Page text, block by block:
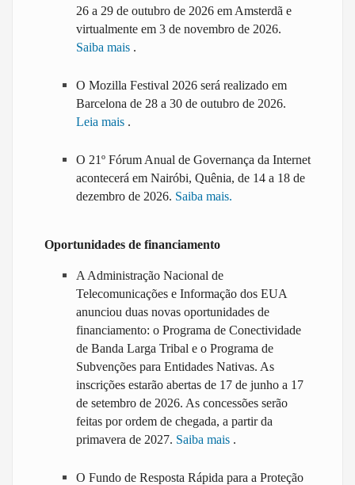
26 a 29 de outubro de 2026 em Amsterdã e
virtualmente em 3 de novembro de 2026.
Saiba mais .
O Mozilla Festival 2026 será realizado em
Barcelona de 28 a 30 de outubro de 2026.
Leia mais .
O 21º Fórum Anual de Governança da Internet
acontecerá em Nairóbi, Quênia, de 14 a 18 de
dezembro de 2026. Saiba mais.
Oportunidades de financiamento
A Administração Nacional de
Telecomunicações e Informação dos EUA
anunciou duas novas oportunidades de
financiamento: o Programa de Conectividade
de Banda Larga Tribal e o Programa de
Subvenções para Entidades Nativas. As
inscrições estarão abertas de 17 de junho a 17
de setembro de 2026. As concessões serão
feitas por ordem de chegada, a partir da
primavera de 2027. Saiba mais .
O Fundo de Resposta Rápida para a Proteção